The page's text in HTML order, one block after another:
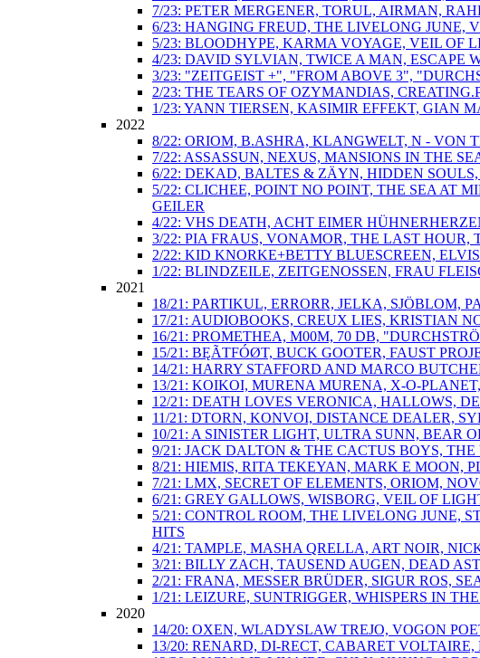
7/23: PETER MERGENER, TORUL, AIRMAN,
6/23: HANGING FREUD, THE LIVELONG JUNE,
5/23: BLOODHYPE, KARMA VOYAGE, VEIL OF
4/23: DAVID SYLVIAN, TWICE A MAN, ESCAPE
3/23: "ZEITGEIST +", "FROM ABOVE 3",
2/23: THE TEARS OF OZYMANDIAS,
1/23: YANN TIERSEN, KASIMIR EFFEKT, GIAN
2022
8/22: ORIOM, B.ASHRA, KLANGWELT, N - VON
7/22: ASSASSUN, NEXUS, MANSIONS IN THE
6/22: DEKAD, BALTES & ZÄYN, HIDDEN
5/22: CLICHEE, POINT NO POINT, THE SEA AT
GEILER
4/22: VHS DEATH, ACHT EIMER
3/22: PIA FRAUS, VONAMOR, THE LAST
2/22: KID KNORKE+BETTY BLUESCREEN,
1/22: BLINDZEILE, ZEITGENOSSEN, FRAU
2021
18/21: PARTIKUL, ERRORR, JELKA, SJÖBLOM,
17/21: AUDIOBOOKS, CREUX LIES, KRISTIAN
16/21: PROMETHEA, M00M, 70 DB,
15/21: BĘÃTFÓØT, BUCK GOOTER, FAUST
14/21: HARRY STAFFORD AND MARCO
13/21: KOIKOI, MURENA MURENA, X-O-
12/21: DEATH LOVES VERONICA, HALLOWS,
11/21: DTORN, KONVOI, DISTANCE DEALER,
10/21: A SINISTER LIGHT, ULTRA SUNN, BEAR
9/21: JACK DALTON & THE CACTUS BOYS,
8/21: HIEMIS, RITA TEKEYAN, MARK E MOON,
7/21: LMX, SECRET OF ELEMENTS, ORIOM,
6/21: GREY GALLOWS, WISBORG, VEIL OF
5/21: CONTROL ROOM, THE LIVELONG JUNE,
HITS
4/21: TAMPLE, MASHA QRELLA, ART NOIR,
3/21: BILLY ZACH, TAUSEND AUGEN, DEAD
2/21: FRANA, MESSER BRÜDER, SIGUR ROS,
1/21: LEIZURE, SUNTRIGGER, WHISPERS IN
2020
14/20: OXEN, WLADYSLAW TREJO, VOGON
13/20: RENARD, DI-RECT, CABARET